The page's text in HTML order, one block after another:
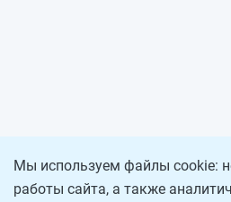
Мы используем файлы cookie:
работы сайта, а также